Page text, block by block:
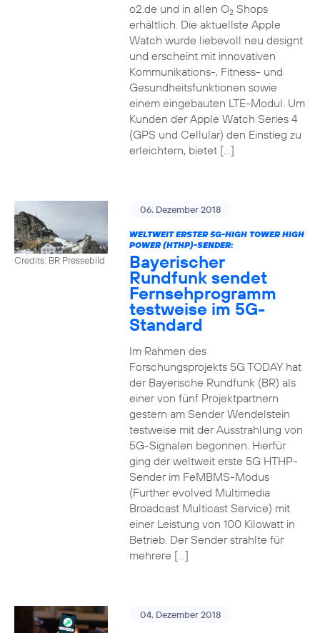
o2.de und in allen O2Shops
erhältlich. Die aktuellste Apple
Watch wurde liebevoll neu designt
und erscheint mit innovativen
Kommunikations-, Fitness- und
Gesundheitsfunktionen sowie
einem eingebauten LTE-Modul. Um
Kunden der Apple Watch Series 4
(GPS und Cellular) den Einstieg zu
erleichtern, bietet […]
Credits: BR Pressebild
06. Dezember 2018
WELTWEIT ERSTER 5G-HIGH TOWER HIGH
POWER (HTHP)-SENDER:
Bayerischer
Rundfunk sendet
Fernsehprogramm
testweise im 5G-
Standard
Im Rahmen des
Forschungsprojekts 5G TODAY hat
der Bayerische Rundfunk (BR) als
einer von fünf Projektpartnern
gestern am Sender Wendelstein
testweise mit der Ausstrahlung von
5G-Signalen begonnen. Hierfür
ging der weltweit erste 5G HTHP-
Sender im FeMBMS-Modus
(Further evolved Multimedia
Broadcast Multicast Service) mit
einer Leistung von 100 Kilowatt in
Betrieb. Der Sender strahlte für
mehrere […]
04. Dezember 2018